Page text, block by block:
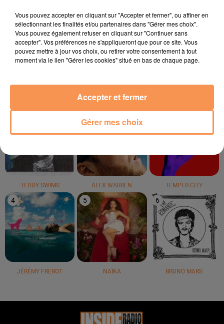
ISÏA
Pas De Roi
NELLY FURTADO
Promiscious Girl
MOSIMANN
Soon
LE TOP
1
TEDDY SWIMS
2
ALEX WARREN
3
TEMPER CITY
4
JÉRÉMY FREROT
5
NAÏKA
6
BRUNO MARS
Vous pouvez accepter en cliquant sur "Accepter et fermer", ou affiner en
sélectionnant les finalités et/ou partenaires dans "Gérer mes choix".
Vous pouvez également refuser en cliquant sur "Continuer sans
accepter". Vos préférences ne s'appliqueront que pour ce site. Vous
pouvez mettre à jour vos choix, ou retirer votre consentement à tout
moment via le lien "Gérer les cookies" situé en bas de chaque page.
Gérer mes choix
Accepter et fermer